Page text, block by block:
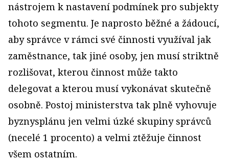
nástrojem k nastavení podmínek pro subjekty
tohoto segmentu. Je naprosto běžné a žádoucí,
aby správce v rámci své činnosti využíval jak
zaměstnance, tak jiné osoby, jen musí striktně
rozlišovat, kterou činnost může takto
delegovat a kterou musí vykonávat skutečně
osobně. Postoj ministerstva tak plně vyhovuje
byznysplánu jen velmi úzké skupiny správců
(necelé 1 procento) a velmi ztěžuje činnost
všem ostatním.